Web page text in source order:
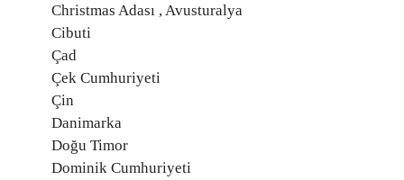
Christmas Adası , Avusturalya
Cibuti
Çad
Çek Cumhuriyeti
Çin
Danimarka
Doğu Timor
Dominik Cumhuriyeti